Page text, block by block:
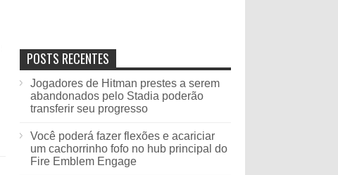
POSTS RECENTES
Jogadores de Hitman prestes a serem
abandonados pelo Stadia poderão
transferir seu progresso
Você poderá fazer flexões e acariciar
um cachorrinho fofo no hub principal do
Fire Emblem Engage